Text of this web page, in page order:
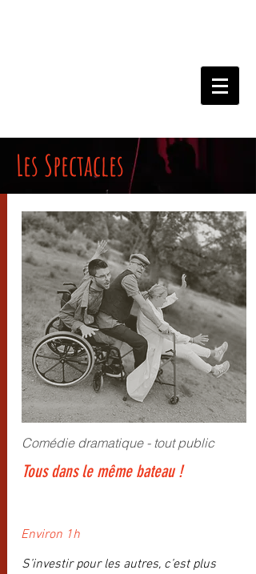
Les Spectacles
Comédie dramatique - tout public
Tous dans le même bateau !
Environ 1h
S’investir pour les autres, c’est plus